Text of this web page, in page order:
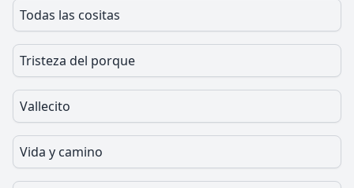
Todas las cositas
Tristeza del porque
Vallecito
Vida y camino